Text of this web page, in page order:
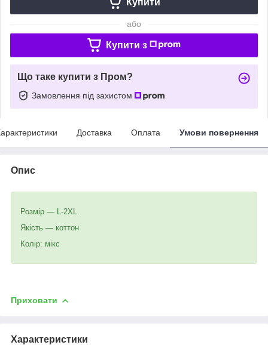
або
Купити з
Що таке купити з Пром?
Замовлення під захистом
Доставка Оплата Умови повернення
Опис
Розмір — L-2XL
Якість — коттон
Колір: мікс
Приховати
Характеристики